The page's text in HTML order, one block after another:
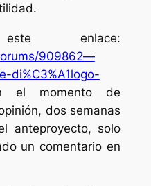
enlace:
909862—
di%C3%A1logo-
el momento de
dos semanas
anteproyecto, solo
un comentario en